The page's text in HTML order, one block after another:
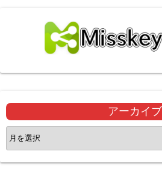
アーカイブ
ア
ー
カ